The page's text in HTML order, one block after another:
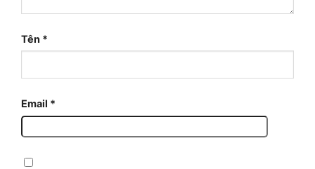
Tên *
Email *